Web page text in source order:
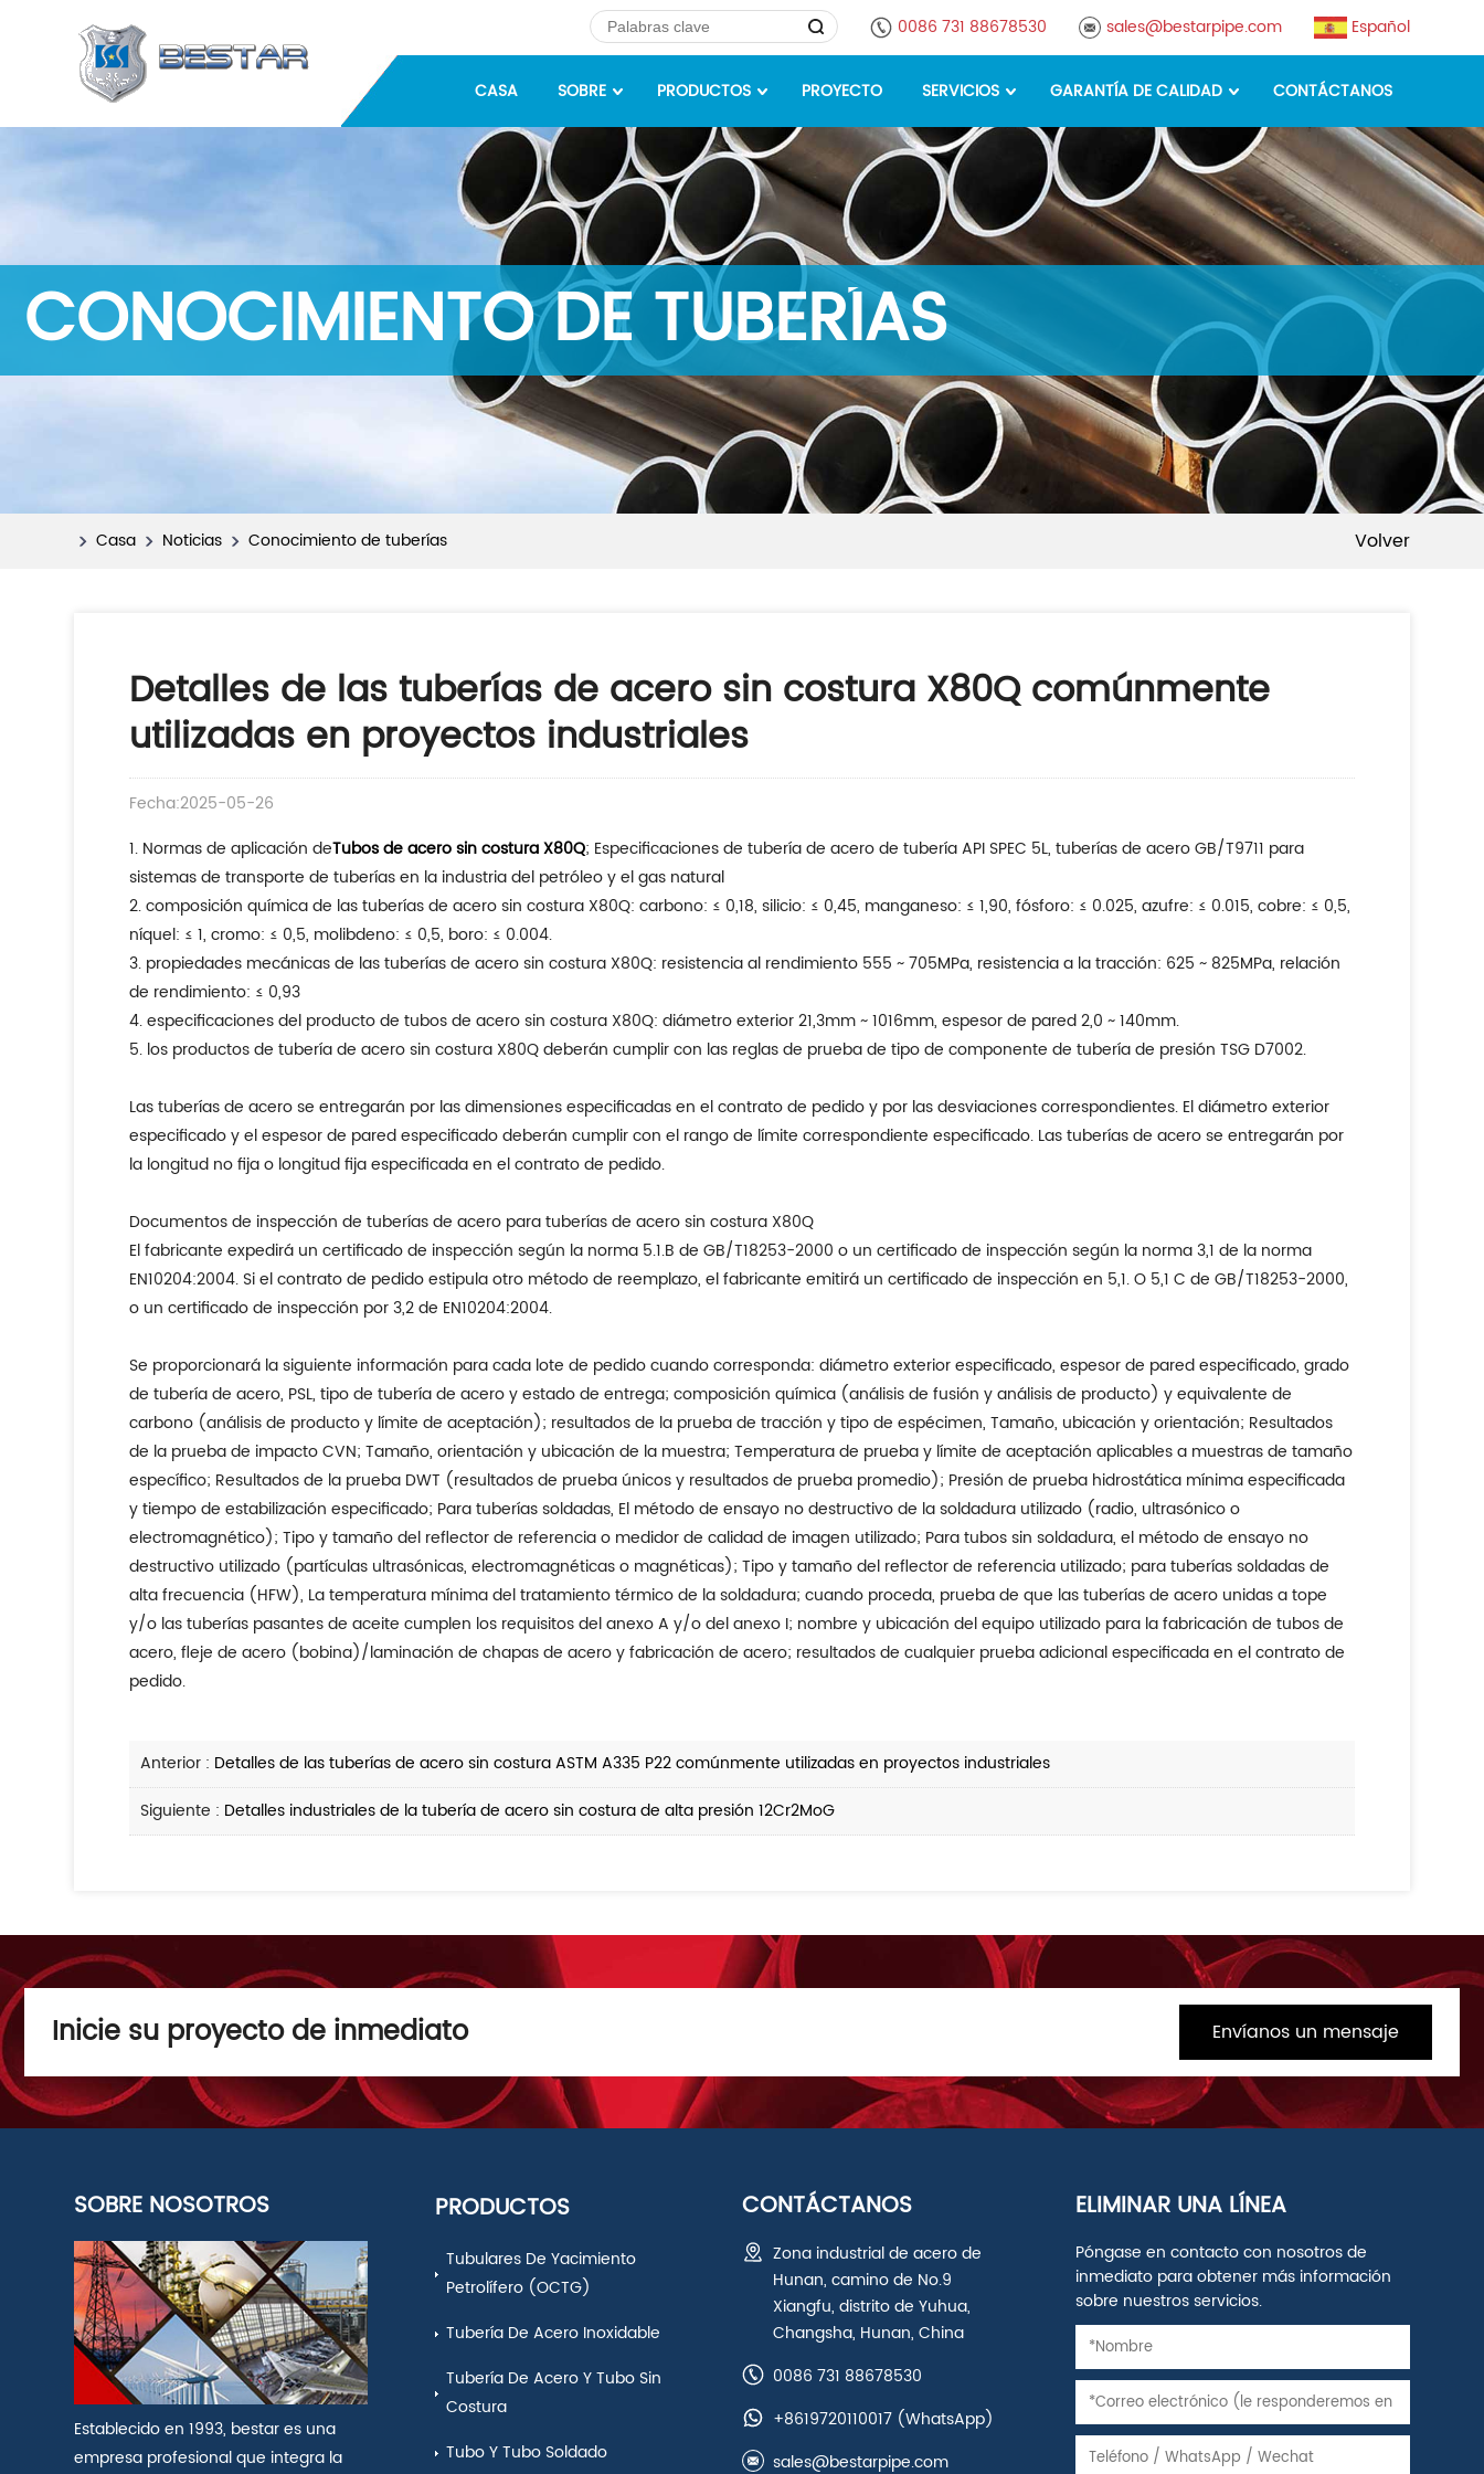
0086 731 88678530 sales@bestarpipe.com Español
CASA SOBRE PRODUCTOS PROYECTO SERVICIOS GARANTÍA DE CALIDAD CONTÁCTANOS
CONOCIMIENTO DE TUBERÍAS
Volver
Casa Noticias Conocimiento de tuberías
Detalles de las tuberías de acero sin costura X80Q comúnmente
utilizadas en proyectos industriales
Fecha:2025-05-26
1. Normas de aplicación deTubos de acero sin costura X80Q; Especificaciones de tubería de acero de tubería API SPEC 5L, tuberías de acero GB/T9711 para
sistemas de transporte de tuberías en la industria del petróleo y el gas natural
2. composición química de las tuberías de acero sin costura X80Q: carbono: ≤ 0,18, silicio: ≤ 0,45, manganeso: ≤ 1,90, fósforo: ≤ 0.025, azufre: ≤ 0.015, cobre: ≤ 0,5,
níquel: ≤ 1, cromo: ≤ 0,5, molibdeno: ≤ 0,5, boro: ≤ 0.004.
3. propiedades mecánicas de las tuberías de acero sin costura X80Q: resistencia al rendimiento 555 ~ 705MPa, resistencia a la tracción: 625 ~ 825MPa, relación
de rendimiento: ≤ 0,93
4. especificaciones del producto de tubos de acero sin costura X80Q: diámetro exterior 21,3mm ~ 1016mm, espesor de pared 2,0 ~ 140mm.
5. los productos de tubería de acero sin costura X80Q deberán cumplir con las reglas de prueba de tipo de componente de tubería de presión TSG D7002.
Las tuberías de acero se entregarán por las dimensiones especificadas en el contrato de pedido y por las desviaciones correspondientes. El diámetro exterior
especificado y el espesor de pared especificado deberán cumplir con el rango de límite correspondiente especificado. Las tuberías de acero se entregarán por
la longitud no fija o longitud fija especificada en el contrato de pedido.
Documentos de inspección de tuberías de acero para tuberías de acero sin costura X80Q
El fabricante expedirá un certificado de inspección según la norma 5.1.B de GB/T18253-2000 o un certificado de inspección según la norma 3,1 de la norma
EN10204:2004. Si el contrato de pedido estipula otro método de reemplazo, el fabricante emitirá un certificado de inspección en 5,1. O 5,1 C de GB/T18253-2000,
o un certificado de inspección por 3,2 de EN10204:2004.
Se proporcionará la siguiente información para cada lote de pedido cuando corresponda: diámetro exterior especificado, espesor de pared especificado, grado
de tubería de acero, PSL, tipo de tubería de acero y estado de entrega; composición química (análisis de fusión y análisis de producto) y equivalente de
carbono (análisis de producto y límite de aceptación); resultados de la prueba de tracción y tipo de espécimen, Tamaño, ubicación y orientación; Resultados
de la prueba de impacto CVN; Tamaño, orientación y ubicación de la muestra; Temperatura de prueba y límite de aceptación aplicables a muestras de tamaño
específico; Resultados de la prueba DWT (resultados de prueba únicos y resultados de prueba promedio); Presión de prueba hidrostática mínima especificada
y tiempo de estabilización especificado; Para tuberías soldadas, El método de ensayo no destructivo de la soldadura utilizado (radio, ultrasónico o
electromagnético); Tipo y tamaño del reflector de referencia o medidor de calidad de imagen utilizado; Para tubos sin soldadura, el método de ensayo no
destructivo utilizado (partículas ultrasónicas, electromagnéticas o magnéticas); Tipo y tamaño del reflector de referencia utilizado; para tuberías soldadas de
alta frecuencia (HFW), La temperatura mínima del tratamiento térmico de la soldadura; cuando proceda, prueba de que las tuberías de acero unidas a tope
y/o las tuberías pasantes de aceite cumplen los requisitos del anexo A y/o del anexo I; nombre y ubicación del equipo utilizado para la fabricación de tubos de
acero, fleje de acero (bobina)/laminación de chapas de acero y fabricación de acero; resultados de cualquier prueba adicional especificada en el contrato de
pedido.
Anterior : Detalles de las tuberías de acero sin costura ASTM A335 P22 comúnmente utilizadas en proyectos industriales
Siguiente : Detalles industriales de la tubería de acero sin costura de alta presión 12Cr2MoG
Inicie su proyecto de inmediato Envíanos un mensaje
SOBRE NOSOTROS
Establecido en 1993, bestar es una
empresa profesional que integra la
PRODUCTOS
Tubulares De Yacimiento
Petrolífero (OCTG)
Tubería De Acero Inoxidable
Tubería De Acero Y Tubo Sin
Costura
Tubo Y Tubo Soldado
CONTÁCTANOS
Zona industrial de acero de
Hunan, camino de No.9
Xiangfu, distrito de Yuhua,
Changsha, Hunan, China
0086 731 88678530
+8619720110017(WhatsApp)
sales@bestarpipe.com
ELIMINAR UNA LÍNEA
Póngase en contacto con nosotros de
inmediato para obtener más información
sobre nuestros servicios.